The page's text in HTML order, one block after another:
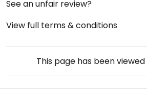
See an unfair review?
View full terms & conditions
This page has been viewed